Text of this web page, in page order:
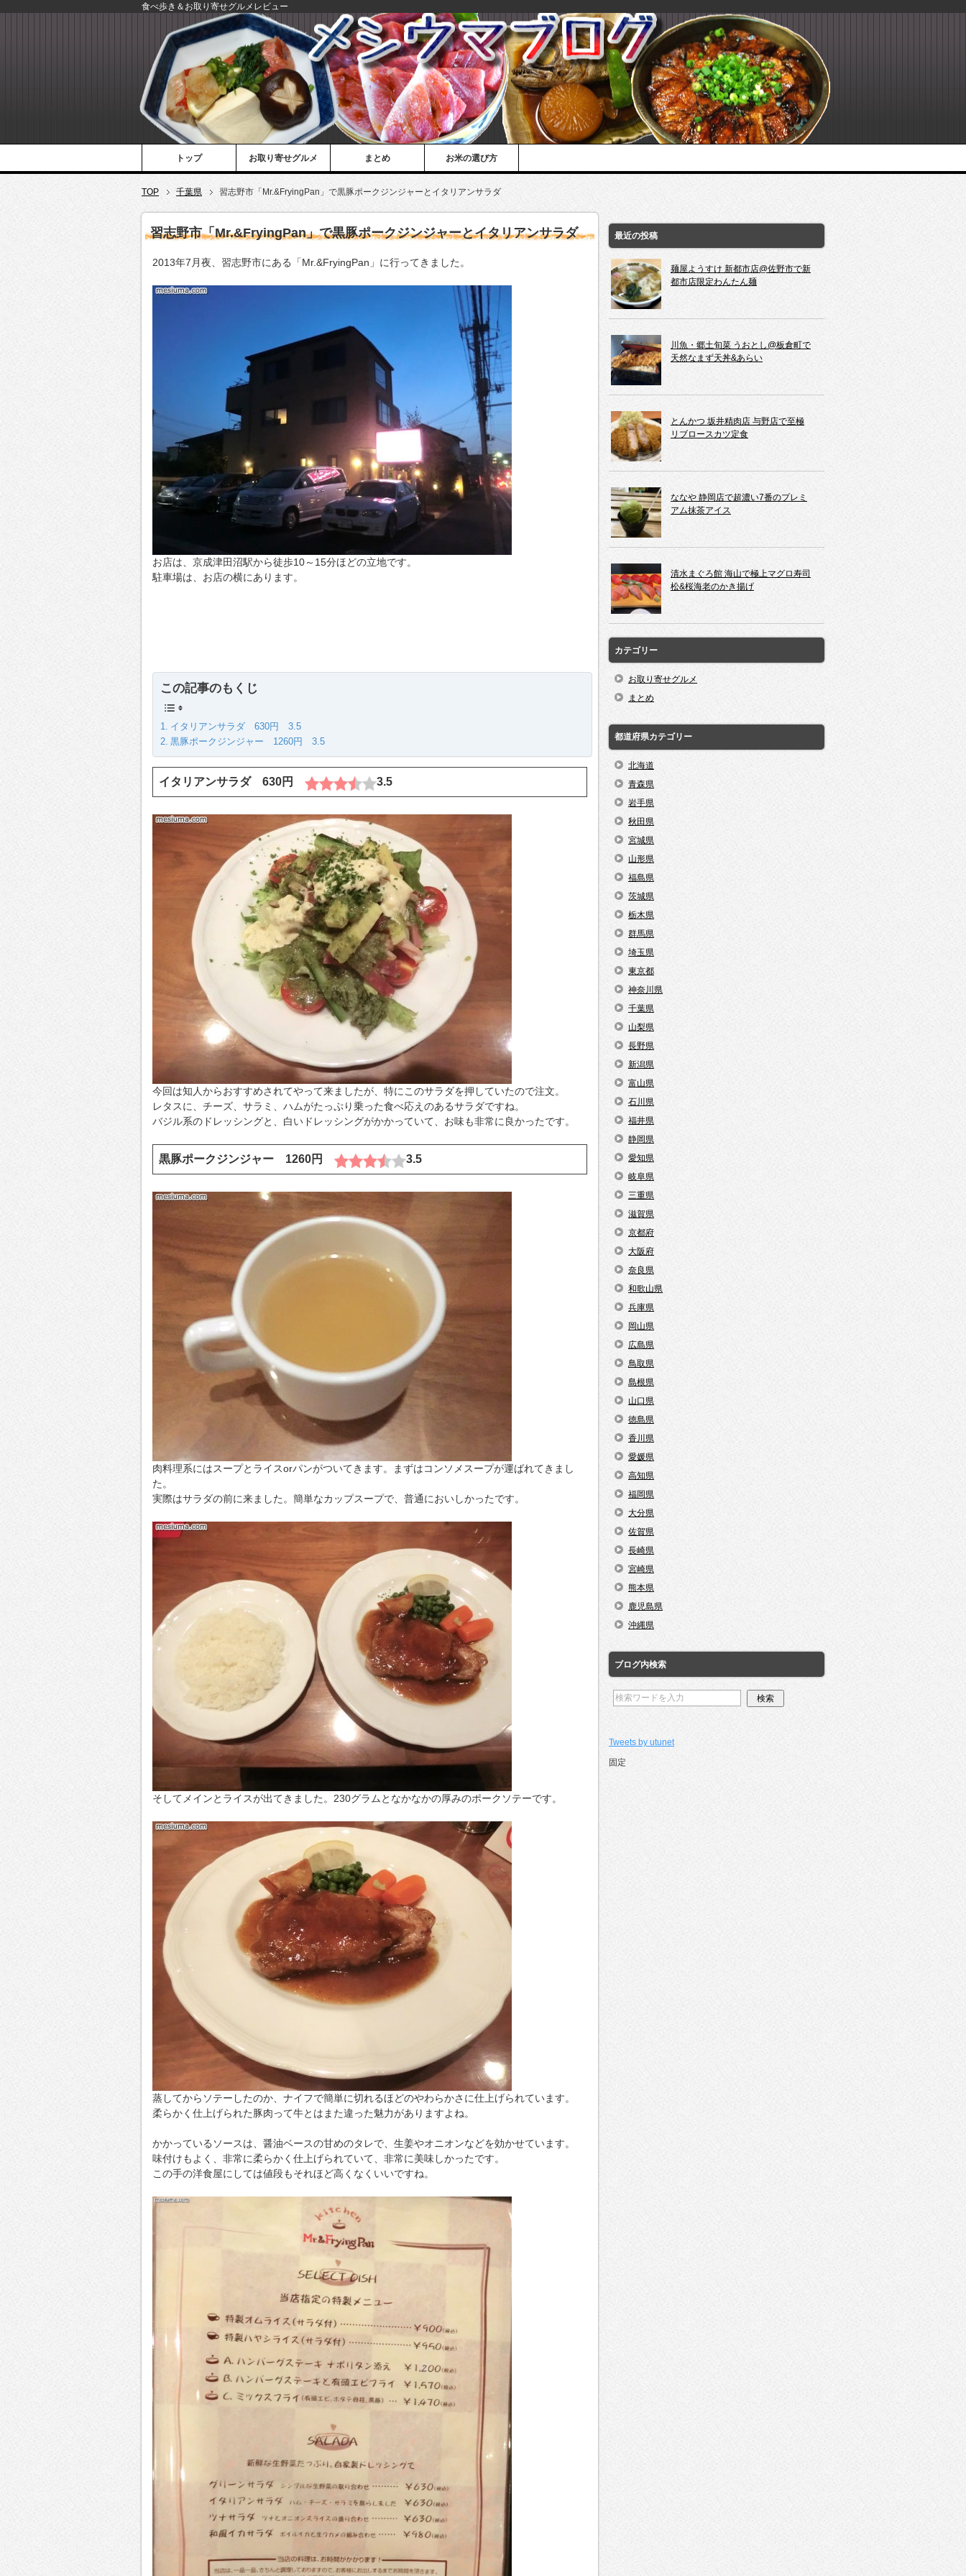
食べ歩き＆お取り寄せグルメレビュー
トップ お取り寄せグルメ まとめ お米の選び方
TOP 千葉県 習志野市「Mr.&FryingPan」で黒豚ポークジンジャーとイタリアンサラダ
習志野市「Mr.&FryingPan」で黒豚ポークジンジャーとイタリアンサラダ
2013年7月夜、習志野市にある「Mr.&FryingPan」に行ってきました。
お店は、京成津田沼駅から徒歩10～15分ほどの立地です。
駐車場は、お店の横にあります。
この記事のもくじ
イタリアンサラダ 630円 3.5
黒豚ポークジンジャー 1260円 3.5
イタリアンサラダ 630円 3.5
今回は知人からおすすめされてやって来ましたが、特にこのサラダを押していたので注文。
レタスに、チーズ、サラミ、ハムがたっぷり乗った食べ応えのあるサラダですね。
バジル系のドレッシングと、白いドレッシングがかかっていて、お味も非常に良かったです。
黒豚ポークジンジャー 1260円 3.5
肉料理系にはスープとライスorパンがついてきます。まずはコンソメスープが運ばれてきまし
た。
実際はサラダの前に来ました。簡単なカップスープで、普通においしかったです。
そしてメインとライスが出てきました。230グラムとなかなかの厚みのポークソテーです。
蒸してからソテーしたのか、ナイフで簡単に切れるほどのやわらかさに仕上げられています。
柔らかく仕上げられた豚肉って牛とはまた違った魅力がありますよね。
かかっているソースは、醤油ベースの甘めのタレで、生姜やオニオンなどを効かせています。
味付けもよく、非常に柔らかく仕上げられていて、非常に美味しかったです。
この手の洋食屋にしては値段もそれほど高くなくいいですね。
最近の投稿
麺屋ようすけ 新都市店@佐野市で新
都市店限定わんたん麺
川魚・郷土旬菜 うおとし@板倉町で
天然なまず天丼&あらい
とんかつ 坂井精肉店 与野店で至極
リブロースカツ定食
ななや 静岡店で超濃い7番のプレミ
アム抹茶アイス
清水まぐろ館 海山で極上マグロ寿司
松&桜海老のかき揚げ
カテゴリー
お取り寄せグルメ
まとめ
都道府県カテゴリー
北海道
青森県
岩手県
秋田県
宮城県
山形県
福島県
茨城県
栃木県
群馬県
埼玉県
東京都
神奈川県
千葉県
山梨県
長野県
新潟県
富山県
石川県
福井県
静岡県
愛知県
岐阜県
三重県
滋賀県
京都府
大阪府
奈良県
和歌山県
兵庫県
岡山県
広島県
鳥取県
島根県
山口県
徳島県
香川県
愛媛県
高知県
福岡県
大分県
佐賀県
長崎県
宮崎県
熊本県
鹿児島県
沖縄県
ブログ内検索
Tweets by utunet
固定